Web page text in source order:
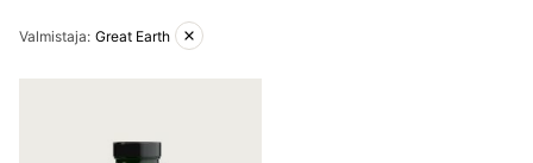
Aktiiviset suodattimet
Valmistaja: Great Earth